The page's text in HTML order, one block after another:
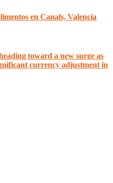
en Canals, Valencia
toward a new surge as
currency adjustment in